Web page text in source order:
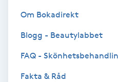
Radiofrekvens
Om Bokadirekt
Blogg - Beautylabbet
FAQ -
Fakta & Råd